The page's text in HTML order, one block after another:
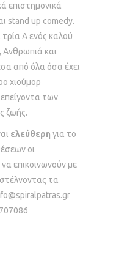
επιστημονικά
stand up comedy.
Α ενός καλού
Ανθρωπιά και
από όλα όσα έχει
χιούμορ
των
ζωής.
ελεύθερη για το
οι
επικοινωνούν με
τα